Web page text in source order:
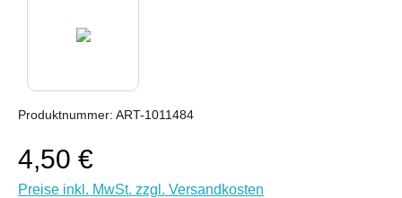
Produktnummer: ART-1011484
4,50 €
Preise inkl. MwSt. zzgl. Versandkosten